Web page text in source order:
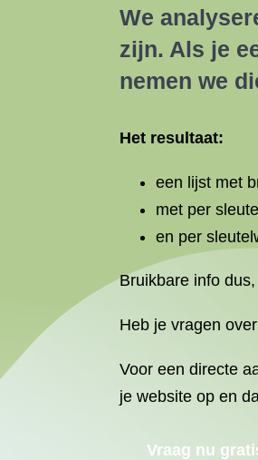
We
zijn. Als je
nemen we
Het resultaat:
een lijst met
met per
en per
Bruikbare info
Heb je vragen
Voor een directe
je website op en
Vraag nu